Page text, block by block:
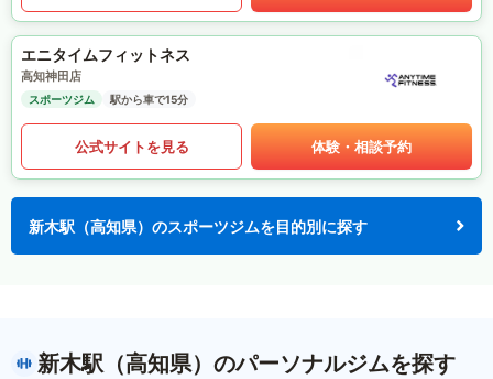
エニタイムフィットネス
高知神田店
スポーツジム 駅から車で15分
公式サイトを見る 体験・相談予約
新木駅（高知県）のスポーツジムを目的別に探す
新木駅（高知県）のパーソナルジムを探す